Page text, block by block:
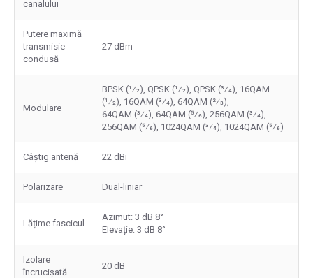
canalului
Putere maximă
transmisie
condusă
27 dBm
Modulare
BPSK (1⁄2), QPSK (1⁄2), QPSK (3⁄4), 16QAM
(1⁄2), 16QAM (3⁄4), 64QAM (2⁄3),
64QAM (3⁄4), 64QAM (5⁄6), 256QAM (3⁄4),
256QAM (5⁄6), 1024QAM (3⁄4), 1024QAM (5⁄6)
Câștig antenă 22 dBi
Polarizare Dual-liniar
Lățime fascicul
Azimut: 3 dB 8°
Elevație: 3 dB 8°
Izolare
încrucișată
20 dB